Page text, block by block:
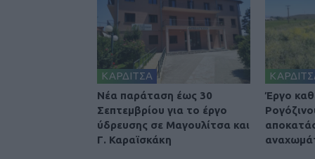
ΚΑΡΔΙΤΣΑ
Νέα παράταση έως 30
Σεπτεμβρίου για το έργο
ύδρευσης σε Μαγουλίτσα και
Γ. Καραϊσκάκη
Έργο